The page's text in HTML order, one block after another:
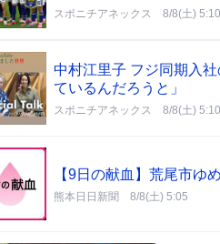
スポニチアネックス 8/8(土) 5:10
中村江里子 フジ同期入
ているんだろうと」
スポニチアネックス 8/8(土) 5:10
【9日の献血】荒尾市ゆ
熊本日日新聞 8/8(土) 5:05